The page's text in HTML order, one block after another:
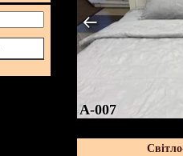
A-007